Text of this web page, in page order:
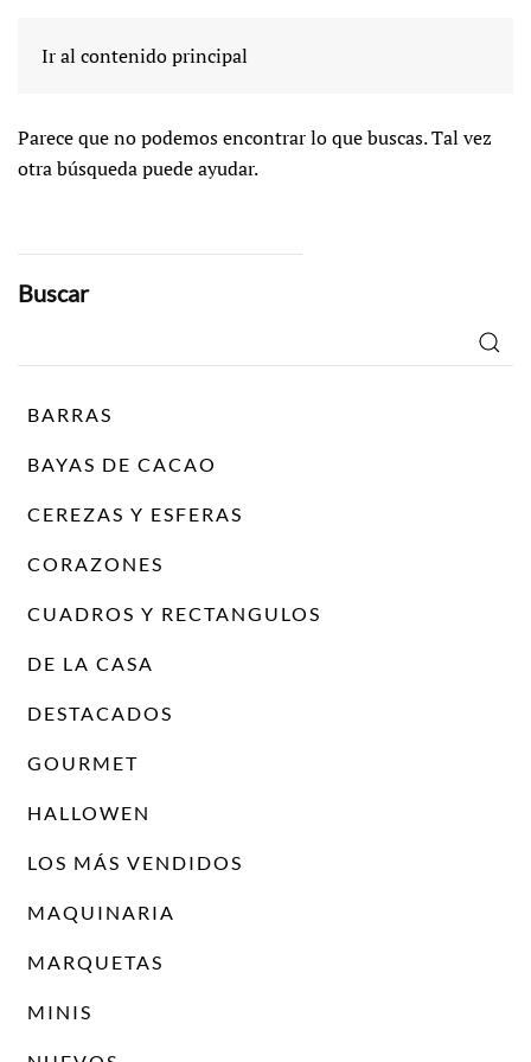
Ir al contenido principal
No se encuentra
Parece que no podemos encontrar lo que buscas. Tal vez
otra búsqueda puede ayudar.
Buscar
por:
BARRAS
BAYAS DE CACAO
CEREZAS Y ESFERAS
CORAZONES
CUADROS Y RECTANGULOS
DE LA CASA
DESTACADOS
GOURMET
HALLOWEN
LOS MÁS VENDIDOS
MAQUINARIA
MARQUETAS
MINIS